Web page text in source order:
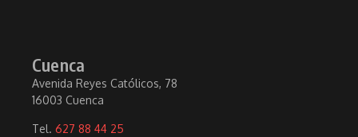
Cuenca
Avenida Reyes Católicos, 78
16003 Cuenca
Tel. 627 88 44 25